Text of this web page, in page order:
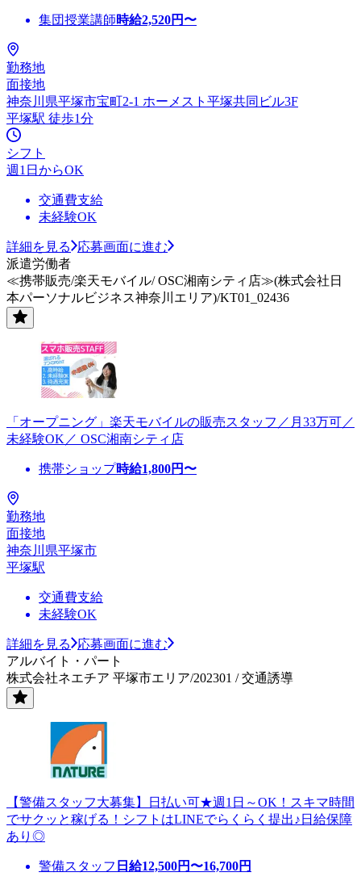
集団授業講師時給2,520円〜
勤務地
面接地
神奈川県平塚市宝町2‐1 ホーメスト平塚共同ビル3F
平塚駅 徒歩1分
シフト
週1日からOK
交通費支給
未経験OK
詳細を見る
応募画面に進む
派遣労働者
≪携帯販売/楽天モバイル/ OSC湘南シティ店≫(株式会社日
本パーソナルビジネス神奈川エリア)/KT01_02436
「オープニング」楽天モバイルの販売スタッフ／月33万可／
未経験OK／ OSC湘南シティ店
携帯ショップ時給1,800円〜
勤務地
面接地
神奈川県平塚市
平塚駅
交通費支給
未経験OK
詳細を見る
応募画面に進む
アルバイト・パート
株式会社ネエチア 平塚市エリア/202301 / 交通誘導
【警備スタッフ大募集】日払い可★週1日～OK！スキマ時間
でサクッと稼げる！シフトはLINEでらくらく提出♪日給保障
あり◎
警備スタッフ 日給12,500円〜16,700円